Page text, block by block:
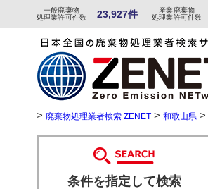
一般廃棄物
処理業許可件数
23,927件 産業廃棄物
処理業許可件数
> 廃棄物処理業者検索 ZENET > 和歌山県 >
条件を指定して検索